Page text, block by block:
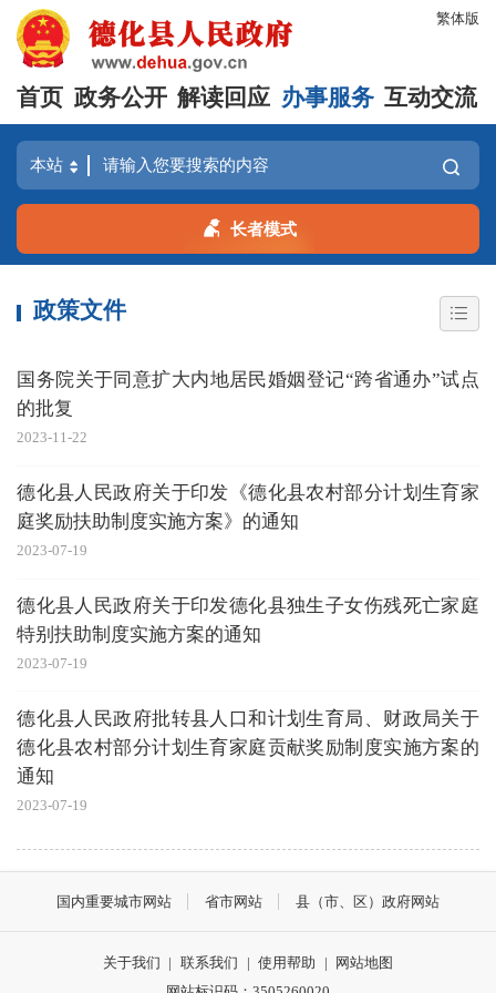
繁体版
首页 政务公开 解读回应 办事服务 互动交流
长者模式
政策文件
国务院关于同意扩大内地居民婚姻登记“跨省通办”试点
的批复
2023-11-22
德化县人民政府关于印发《德化县农村部分计划生育家
庭奖励扶助制度实施方案》的通知
2023-07-19
德化县人民政府关于印发德化县独生子女伤残死亡家庭
特别扶助制度实施方案的通知
2023-07-19
德化县人民政府批转县人口和计划生育局、财政局关于
德化县农村部分计划生育家庭贡献奖励制度实施方案的
通知
2023-07-19
国内重要城市网站 省市网站 县（市、区）政府网站
关于我们 | 联系我们 | 使用帮助 |
网站地图